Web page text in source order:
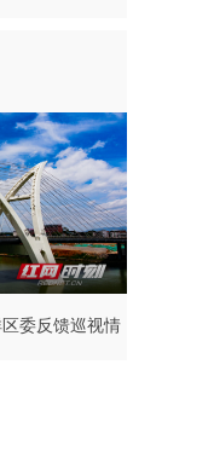
委反馈巡视情